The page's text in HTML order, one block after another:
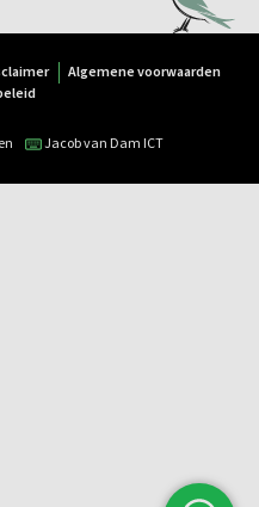
Algemene voorwaarden
Jacob van Dam ICT